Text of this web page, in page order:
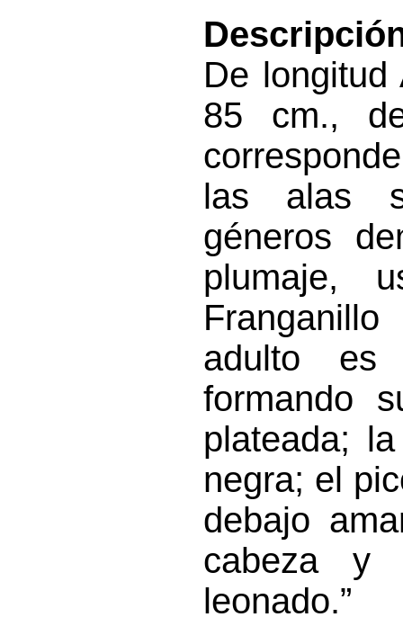
De longitud
85 cm.,
las alas
géneros
plumaje,
adulto es
formando
plateada;
negra; el
debajo
cabeza y
leonado.”